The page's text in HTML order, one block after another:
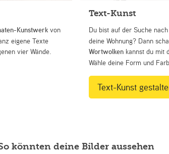
Kunstwerk von
eigene Texte
vier Wände.
Text-Kunst
Du bist auf der Suche
deine Wohnung? Dann
Wortwolken kannst du mit
Wähle deine Form und
Text-Kunst
könnten deine Bilder aussehen